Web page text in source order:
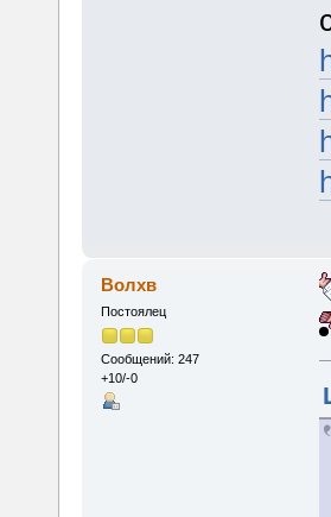
Волхв
Постоялец
Сообщений: 247
+10/-0